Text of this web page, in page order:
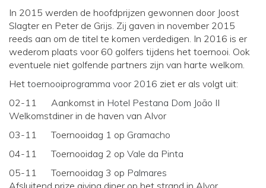
In 2015 werden de hoofdprijzen gewonnen door Joost
Slagter en Peter de Grijs. Zij gaven in november 2015
reeds aan om de titel te komen verdedigen. In 2016 is er
wederom plaats voor 60 golfers tijdens het toernooi. Ook
eventuele niet golfende partners zijn van harte welkom.
Het toernooiprogramma voor 2016 ziet er als volgt uit:
02-11 Aankomst in Hotel Pestana Dom João II
Welkomstdiner in de haven van Alvor
03-11 Toernooidag 1 op Gramacho
04-11 Toernooidag 2 op Vale da Pinta
05-11 Toernooidag 3 op Palmares
Afsluitend prize giving diner op het strand in Alvor